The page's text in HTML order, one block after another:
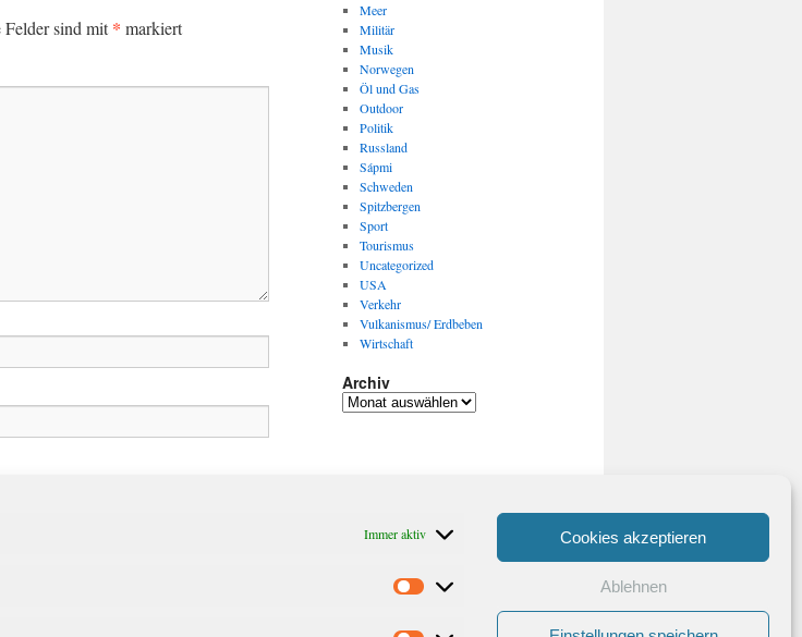
Immer aktiv
Statistiken
Cookies akzeptieren
Ablehnen
sind mit* markiert
Kommentar speichern.
Meer
Militär
Musik
Norwegen
Öl und Gas
Outdoor
Politik
Russland
Sápmi
Schweden
Spitzbergen
Sport
Tourismus
Uncategorized
USA
Verkehr
Vulkanismus/ Erdbeben
Wirtschaft
Archiv
Archiv